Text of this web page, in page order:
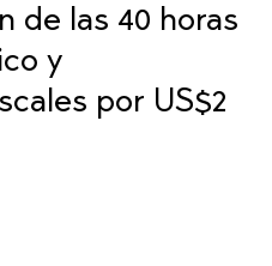
de las 40 horas
y
por US$2